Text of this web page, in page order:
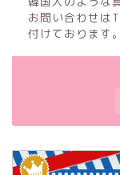
お問い合わせは
付けております